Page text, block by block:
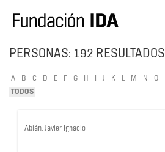
PERSONAS: 192 RESULTADOS
A B C D E F G H J K L M N O
TODOS
Abián, Javier Ignacio